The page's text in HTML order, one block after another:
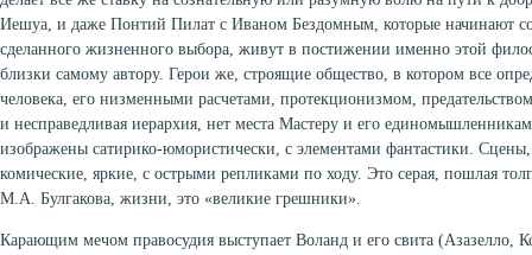
Иешуа, и даже Понтий Пилат с Иваном Бездомным, которые начинают
сделанного жизненного выбора, живут в постижении именно этой
близки самому автору. Герои же, строящие общество, в котором все
человека, его низменными расчетами, протекционизмом,
и несправедливая иерархия, нет места Мастеру и его
изображены сатирико-юмористически, с элементами фантастики.
комические, яркие, с острыми репликами по ходу. Это серая, пошлая
М.А. Булгакова, жизни, это «великие грешники».
Карающим мечом правосудия выступает Воланд и его свита (Азазелло,